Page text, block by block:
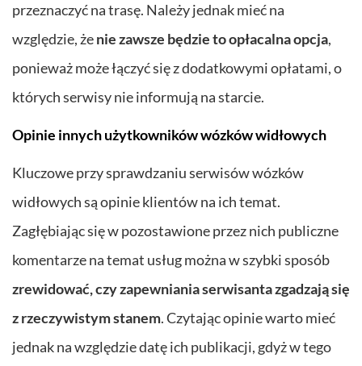
przeznaczyć na trasę. Należy jednak mieć na
względzie, żenie zawsze będzie to opłacalna opcja,
ponieważ może łączyć się z dodatkowymi opłatami, o
których serwisy nie informują na starcie.
Opinie innych użytkowników wózków widłowych
Kluczowe przy sprawdzaniu serwisów wózków
widłowych są opinie klientów na ich temat.
Zagłębiając się w pozostawione przez nich publiczne
komentarze na temat usług można w szybki sposób
zrewidować, czy zapewniania serwisanta zgadzają się
z rzeczywistym stanem. Czytając opinie warto mieć
jednak na względzie datę ich publikacji, gdyż w tego